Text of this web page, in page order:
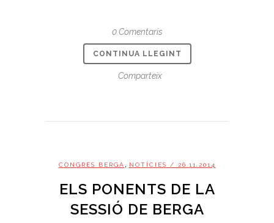
0 Comentaris
CONTINUA LLEGINT
Comparteix
CONGRÉS BERGA NOTÍCIES / 26.11.2014
ELS PONENTS DE LA
SESSIÓ DE BERGA